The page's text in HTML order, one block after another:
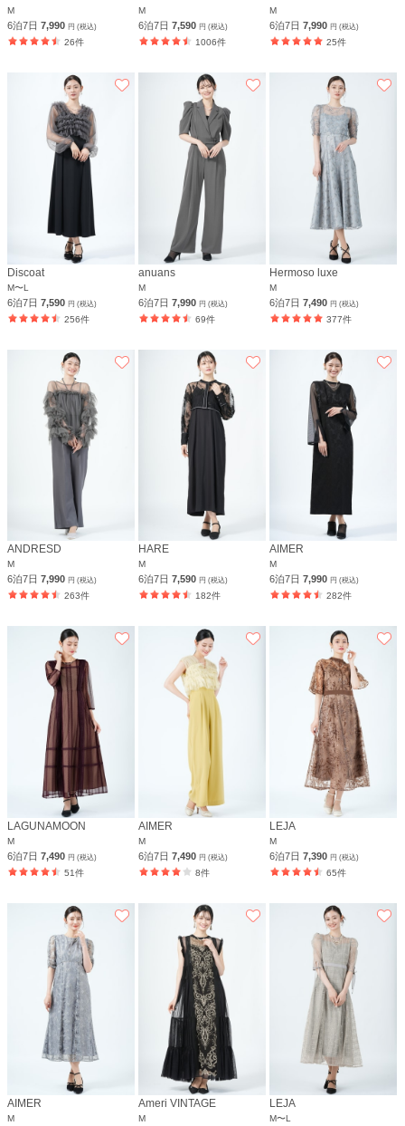
M
6泊7日 7,990 円 (税込)
26件
M
6泊7日7,590円 (税込)
1006件
M
6泊7日7,990円 (税込)
25件
Discoat
M〜L
6泊7日 7,590 円 (税込)
256件
anuans
M
6泊7日7,990円 (税込)
69件
Hermoso luxe
M
6泊7日7,490円 (税込)
377件
ANDRESD
M
6泊7日 7,990 円 (税込)
263件
HARE
M
6泊7日7,590円 (税込)
182件
AIMER
M
6泊7日7,990円 (税込)
282件
LAGUNAMOON
M
6泊7日 7,490 円 (税込)
51件
AIMER
M
6泊7日7,490円 (税込)
8件
LEJA
M
6泊7日7,390円 (税込)
65件
AIMER
M
Ameri VINTAGE
M
LEJA
M〜L